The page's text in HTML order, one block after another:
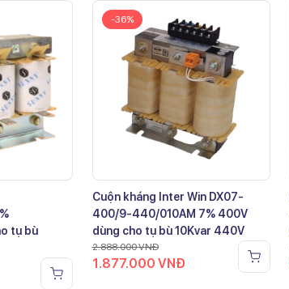
tụ bù
-36%
Cuộn kháng Inter Win DX07-
400/9-440/010AM 7% 400V
dùng cho tụ bù 10Kvar 440V
2.888.000VNĐ
1.877.000 VNĐ